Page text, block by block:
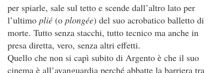
per spiarle, sale sul tetto e scende dall’altro lato per
l’ultimo plié (o plongée) del suo acrobatico balletto di
morte. Tutto senza stacchi, tutto tecnico ma anche in
presa diretta, vero, senza altri effetti.
Quello che non si capì subito di Argento è che il suo
cinema è all’avanguardia perché abbatte la barriera tra